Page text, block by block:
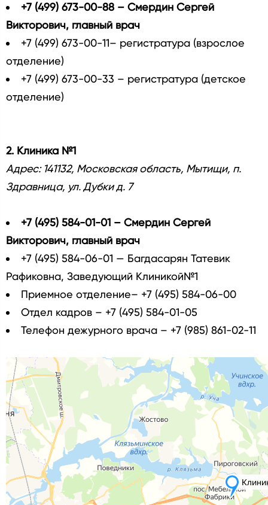
+7 (499) 673-00-88 – Смердин Сергей
Викторович, главный врач
+7 (499) 673-00-11– регистратура (взрослое
отделение)
+7 (499) 673-00-33 – регистратура (детское
отделение)
2. Клиника №1
Адрес: 141132, Московская область, Мытищи, п.
Здравница, ул. Дубки д. 7
+7 (495) 584-01-01 – Смердин Сергей
Викторович, главный врач
+7 (495) 584-06-01 — Багдасарян Татевик
Рафиковна, Заведующий Клиникой№1
Приемное отделение– +7 (495) 584-06-00
Отдел кадров – +7 (495) 584-01-05
Телефон дежурного врача – +7 (985) 861-02-11